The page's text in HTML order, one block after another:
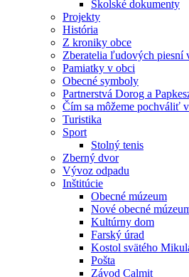
Školské dokumenty
Projekty
História
Z kroniky obce
Zberatelia ľudových piesní
Pamiatky v obci
Obecné symboly
Partnerstvá Dorog a
Čím sa môžeme pochváliť
Turistika
Sport
Stolný tenis
Zberný dvor
Vývoz odpadu
Inštitúcie
Obecné múzeum
Nové obecné
Kultúrny dom
Farský úrad
Kostol svätého
Pošta
Závod Calmit